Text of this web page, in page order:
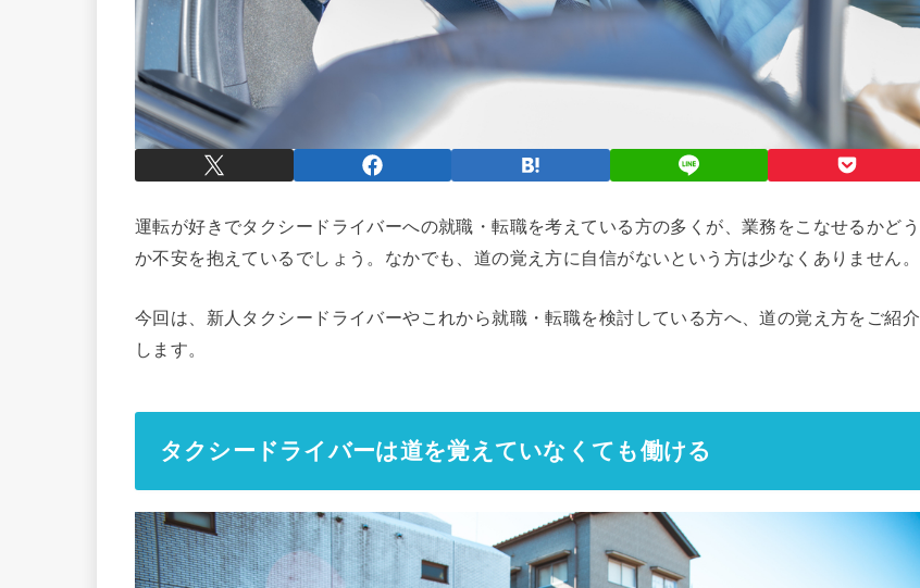
運転が好きでタクシードライバーへの就職・転職を考えている方の多くが、業務をこなせるかどう
か不安を抱えているでしょう。なかでも、道の覚え方に自信がないという方は少なくありません。
今回は、新人タクシードライバーやこれから就職・転職を検討している方へ、道の覚え方をご紹介
します。
タクシードライバーは道を覚えていなくても働ける